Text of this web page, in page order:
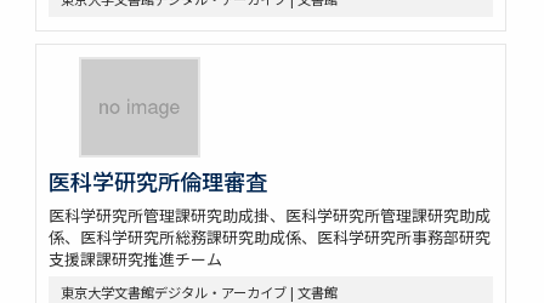
医科学研究所倫理審査
医科学研究所管理課研究助成掛、医科学研究所管理課研究助成
係、医科学研究所総務課研究助成係、医科学研究所事務部研究
支援課課研究推進チーム
東京大学文書館デジタル・アーカイブ | 文書館